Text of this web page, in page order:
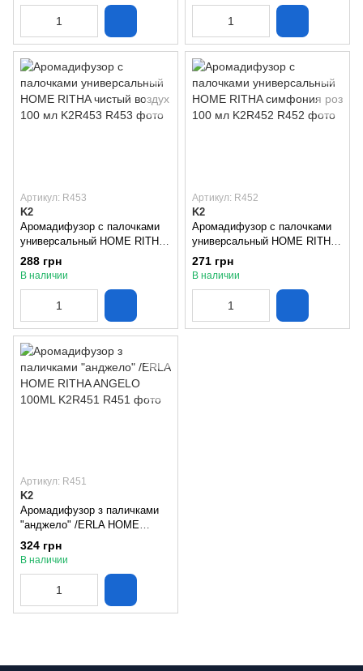
Артикул: R453
K2
Аромадифузор с палочками
универсальный HOME RITHA
чистый воздух 100 мл K2R453
288 грн
В наличии
Артикул: R452
K2
Аромадифузор с палочками
универсальный HOME RITHA
симфония роз 100 мл K2R452
271 грн
В наличии
Артикул: R451
K2
Аромадифузор з паличками
"анджело" /ERLA HOME
RITHA ANGELO 100ML
K2R451
324 грн
В наличии